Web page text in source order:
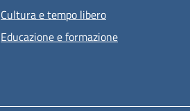
Cultura e tempo libero
Educazione e formazione